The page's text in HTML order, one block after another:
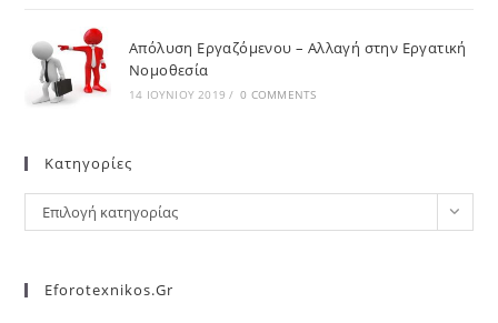
Απόλυση Εργαζόμενου – Αλλαγή στην Εργατική
Νομοθεσία
14 ΙΟΥΝΊΟΥ 2019 / 0 COMMENTS
Kατηγορίες
Επιλογή κατηγορίας
Eforotexnikos.gr